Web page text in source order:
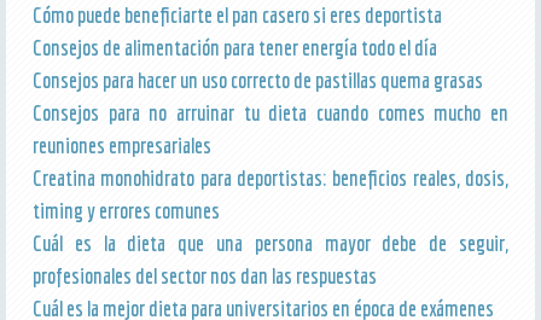
Cómo puede beneficiarte el pan casero si eres deportista
Consejos de alimentación para tener energía todo el día
Consejos para hacer un uso correcto de pastillas quema grasas
Consejos para no arruinar tu dieta cuando comes mucho en
reuniones empresariales
Creatina monohidrato para deportistas: beneficios reales, dosis,
timing y errores comunes
Cuál es la dieta que una persona mayor debe de seguir,
profesionales del sector nos dan las respuestas
Cuál es la mejor dieta para universitarios en época de exámenes